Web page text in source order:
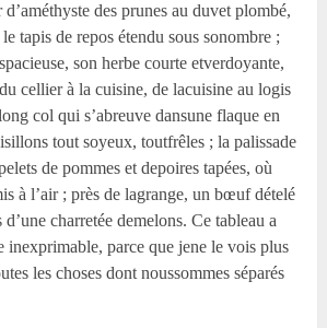
d’améthyste des prunes au duvet plombé,
tapis de repos étendu sous sonombre ;
son herbe courte etverdoyante,
cellier à la cuisine, de lacuisine au logis
col qui s’abreuve dansune flaque en
tout soyeux, toutfrêles ; la palissade
de pommes et depoires tapées, où
à l’air ; près de lagrange, un bœuf dételé
charretée demelons. Ce tableau a
inexprimable, parce que jene le vois plus
les choses dont noussommes séparés